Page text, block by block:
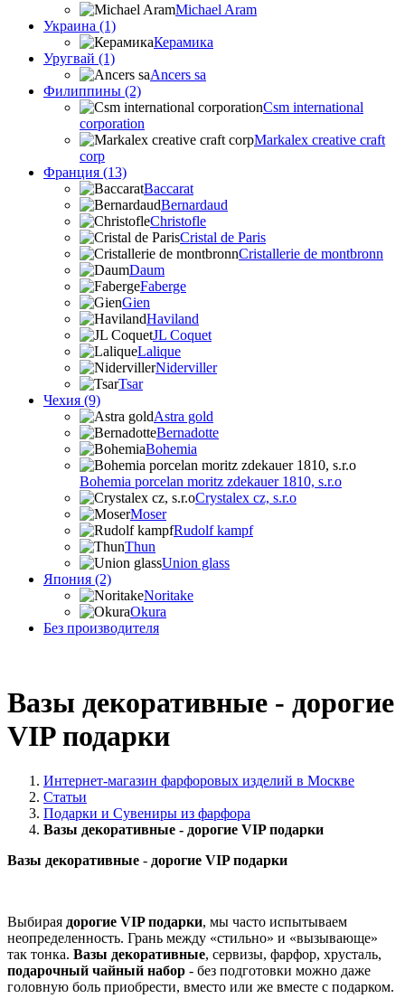
Michael Aram
Украина (1)
Керамика
Уругвай (1)
Ancers sa
Филиппины (2)
Csm international
corporation
Markalex creative craft
corp
Франция (13)
Baccarat
Bernardaud
Christofle
Cristal de Paris
Cristallerie de montbronn
Daum
Faberge
Gien
Haviland
JL Coquet
Lalique
Niderviller
Tsar
Чехия (9)
Astra gold
Bernadotte
Bohemia
Bohemia porcelan moritz zdekauer 1810, s.r.o
Crystalex cz, s.r.o
Moser
Rudolf kampf
Thun
Union glass
Япония (2)
Noritake
Okura
Без производителя
Вазы декоративные - дорогие
VIP подарки
Интернет-магазин фарфоровых изделий в Москве
Статьи
Подарки и Сувениры из фарфора
Вазы декоративные - дорогие VIP подарки
Вазы декоративные - дорогие VIPподарки
Выбирая дорогие VIPподарки, мы часто испытываем
неопределенность. Грань между «стильно» и «вызывающе»
так тонка. Вазы декоративные, сервизы, фарфор, хрусталь,
подарочный чайный набор - без подготовки можно даже
головную боль приобрести, вместо или же вместе с подарком.